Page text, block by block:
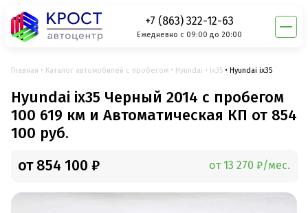
+7 (863) 322-12-63
Ежедневно с 09:00 до 20:00
Главная Каталог автомобилей с пробегом Hyundai ix35 Hyundai ix35
Hyundai ix35 Черный 2014 с пробегом
100 619 км и Автоматическая КП от 854
100 руб.
от 854 100 ₽ от 13 270 ₽/мес.